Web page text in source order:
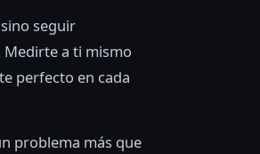
seguir
a ti mismo
perfecto en cada
problema más que